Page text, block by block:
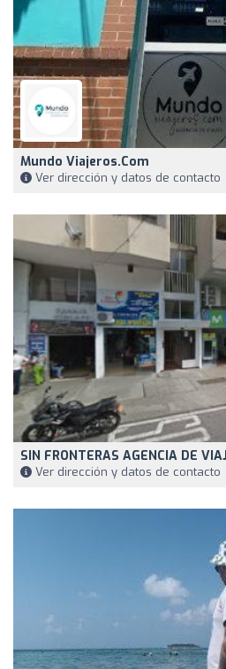
Mundo Viajeros.com
Ver dirección y datos de contacto
SIN FRONTERAS AGENCIA DE
Ver dirección y datos de contacto